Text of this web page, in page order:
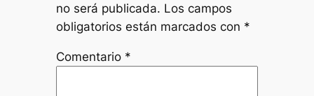
no será publicada. Los campos
obligatorios están marcados con *
Comentario *